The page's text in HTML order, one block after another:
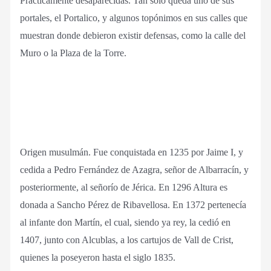
portales, el Portalico, y algunos topónimos en sus calles que
muestran donde debieron existir defensas, como la calle del
Muro o la Plaza de la Torre.
Origen musulmán. Fue conquistada en 1235 por Jaime I, y
cedida a Pedro Fernández de Azagra, señor de Albarracín, y
posteriormente, al señorío de Jérica. En 1296 Altura es
donada a Sancho Pérez de Ribavellosa. En 1372 pertenecía
al infante don Martín, el cual, siendo ya rey, la cedió en
1407, junto con Alcublas, a los cartujos de Vall de Crist,
quienes la poseyeron hasta el siglo 1835.